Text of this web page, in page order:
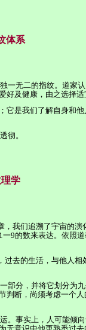
体系
一无二的指纹。道家
好及健康，由之选择
它是我们了解自身和
彻。
学
，我们追溯了宇宙的演
1 一9的数来表达。依照
过去的生活，与他人相
部分，并将它划分为
判断，尚须考虑一个
。事实上，人可能倾